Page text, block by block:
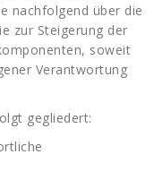
nachfolgend über die
zur Steigerung der
soweit
Verantwortung
gegliedert: